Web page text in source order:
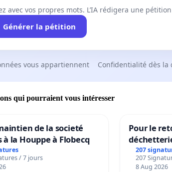
avec vos propres mots. L’IA rédigera une
Générer la pétition
vous appartiennent Confidentialité dès la
qui pourraient vous intéresser
de la societé
à la Houppe à Flobecq
/ 7 jours
Pour le
207
207
8 Aug 2026